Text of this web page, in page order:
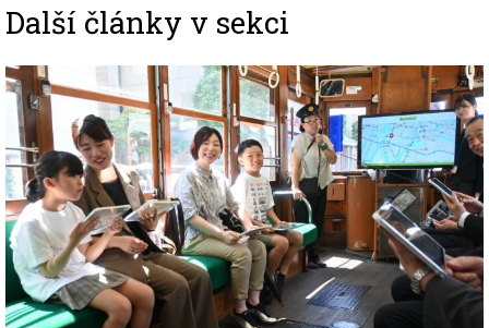
Další články v sekci
Image